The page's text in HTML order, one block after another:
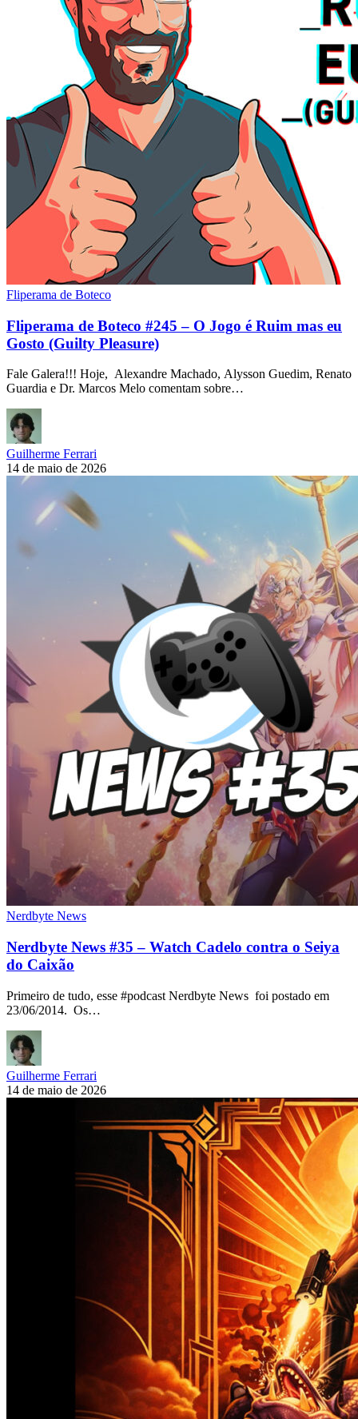
Fliperama de Boteco
Fliperama de Boteco #245 – O Jogo é Ruim mas eu
Gosto (Guilty Pleasure)
Fale Galera!!! Hoje, Alexandre Machado, Alysson Guedim, Renato
Guardia e Dr. Marcos Melo comentam sobre…
Guilherme Ferrari
14 de maio de 2026
Nerdbyte News
Nerdbyte News #35 – Watch Cadelo contra o Seiya
do Caixão
Primeiro de tudo, esse #podcast Nerdbyte News foi postado em
23/06/2014. Os…
Guilherme Ferrari
14 de maio de 2026